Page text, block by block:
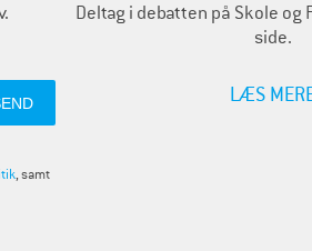
, samt
Deltag i debatten på Skole
side.
LÆS